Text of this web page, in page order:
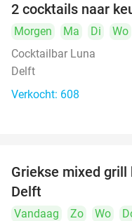
2 cocktails naar
Morgen Ma Di Wo
Cocktailbar Luna
Delft
Verkocht: 608
Griekse mixed
Delft
Vandaag Zo Wo